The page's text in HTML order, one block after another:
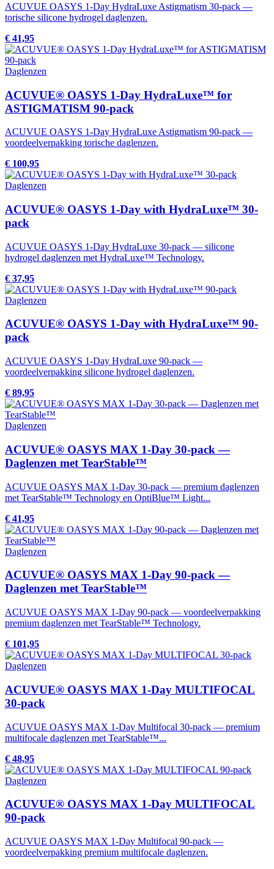
ACUVUE OASYS 1-Day HydraLuxe Astigmatism 30-pack —
torische silicone hydrogel daglenzen.
€ 41,95
Daglenzen
ACUVUE® OASYS 1-Day HydraLuxe™ for
ASTIGMATISM 90-pack
ACUVUE OASYS 1-Day HydraLuxe Astigmatism 90-pack —
voordeelverpakking torische daglenzen.
€ 100,95
Daglenzen
ACUVUE® OASYS 1-Day with HydraLuxe™ 30-
pack
ACUVUE OASYS 1-Day HydraLuxe 30-pack — silicone
hydrogel daglenzen met HydraLuxe™ Technology.
€ 37,95
Daglenzen
ACUVUE® OASYS 1-Day with HydraLuxe™ 90-
pack
ACUVUE OASYS 1-Day HydraLuxe 90-pack —
voordeelverpakking silicone hydrogel daglenzen.
€ 89,95
Daglenzen
ACUVUE® OASYS MAX 1-Day 30-pack —
Daglenzen met TearStable™
ACUVUE OASYS MAX 1-Day 30-pack — premium daglenzen
met TearStable™ Technology en OptiBlue™ Light...
€ 41,95
Daglenzen
ACUVUE® OASYS MAX 1-Day 90-pack —
Daglenzen met TearStable™
ACUVUE OASYS MAX 1-Day 90-pack — voordeelverpakking
premium daglenzen met TearStable™ Technology.
€ 101,95
Daglenzen
ACUVUE® OASYS MAX 1-Day MULTIFOCAL
30-pack
ACUVUE OASYS MAX 1-Day Multifocal 30-pack — premium
multifocale daglenzen met TearStable™...
€ 48,95
Daglenzen
ACUVUE® OASYS MAX 1-Day MULTIFOCAL
90-pack
ACUVUE OASYS MAX 1-Day Multifocal 90-pack —
voordeelverpakking premium multifocale daglenzen.